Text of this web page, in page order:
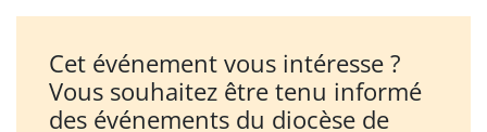
Cet événement vous intéresse ?
Vous souhaitez être tenu informé
des événements du diocèse de